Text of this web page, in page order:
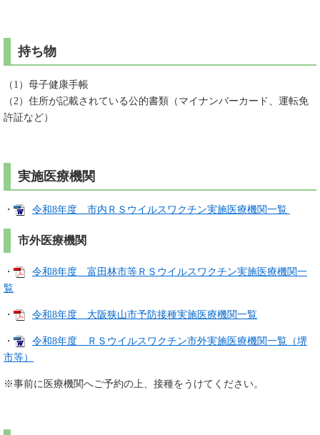
持ち物
（1）母子健康手帳
（2）住所が記載されている公的書類（マイナンバーカード、運転免
許証など）
実施医療機関
・ 令和8年度 市内ＲＳウイルスワクチン実施医療機関一覧
市外医療機関
・
令和8年度 富田林市等ＲＳウイルスワクチン実施医療機関一
覧
・ 令和8年度 大阪狭山市予防接種実施医療機関一覧
・
令和8年度 ＲＳウイルスワクチン市外実施医療機関一覧（堺
市等）
※事前に医療機関へご予約の上、接種をうけてください。